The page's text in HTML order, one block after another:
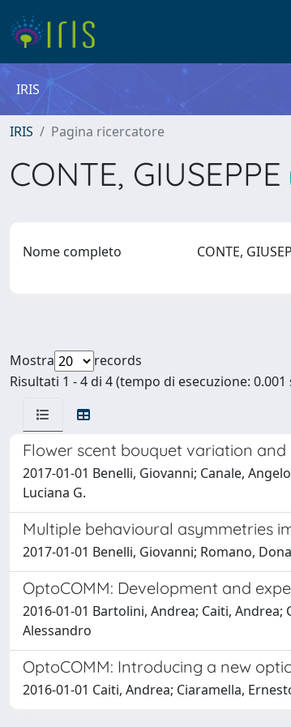
IRIS
IRIS Pagina ricercatore
CONTE, GIUSEPPE
Nome completo CONTE,
Mostra
records
Risultati 1 - 4 di 4 (tempo di esecuzione: 0.001
Flower scent bouquet variation
2017-01-01 Benelli, Giovanni; Canale,
Luciana G.
Multiple behavioural asymmetries
2017-01-01 Benelli, Giovanni; Romano,
OptoCOMM: Development and
2016-01-01 Bartolini, Andrea; Caiti,
Alessandro
OptoCOMM: Introducing a new
2016-01-01 Caiti, Andrea; Ciaramella,